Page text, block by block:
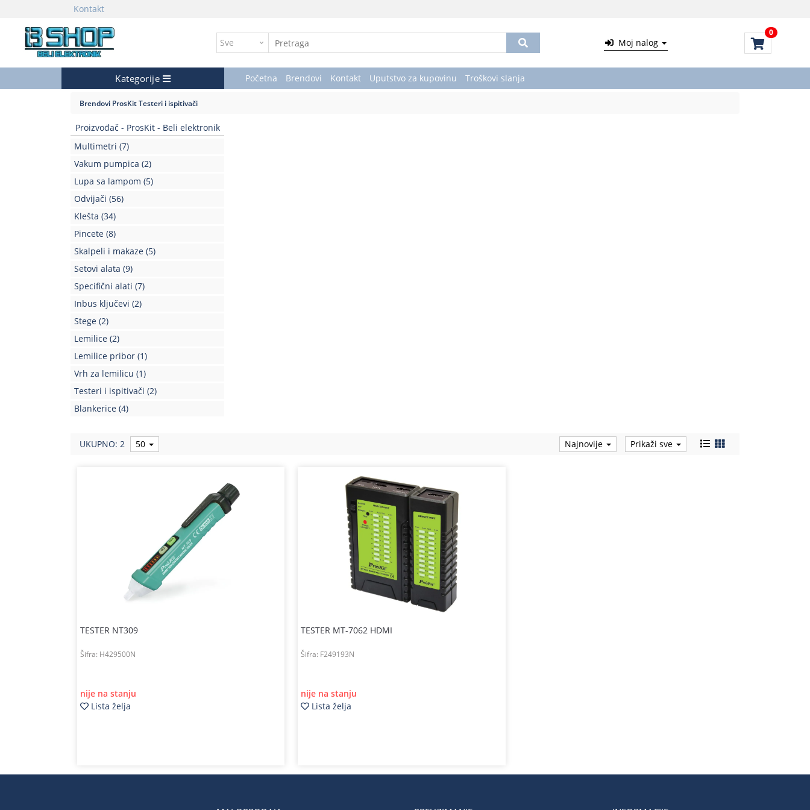
Kontakt
Moj nalog
0
Kategorije Početna Brendovi Kontakt Uputstvo za kupovinu Troškovi slanja
Brendovi ProsKitTesteri i ispitivači
Proizvođač - ProsKit - Beli elektronik
Multimetri (7)
Vakum pumpica (2)
Lupa sa lampom (5)
Odvijači (56)
Klešta (34)
Pincete (8)
Skalpeli i makaze (5)
Setovi alata (9)
Specifični alati (7)
Inbus ključevi (2)
Stege (2)
Lemilice (2)
Lemilice pribor (1)
Vrh za lemilicu (1)
Testeri i ispitivači (2)
Blankerice (4)
UKUPNO: 2 50 Najnovije Prikaži sve
TESTER NT309
Šifra: H429500N
nije na stanju
Lista želja
TESTER MT-7062 HDMI
Šifra: F249193N
nije na stanju
Lista želja